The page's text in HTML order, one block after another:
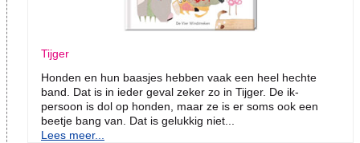
Tijger
Honden en hun baasjes hebben vaak een heel hechte
band. Dat is in ieder geval zeker zo in Tijger. De ik-
persoon is dol op honden, maar ze is er soms ook een
beetje bang van. Dat is gelukkig niet...
Lees meer...